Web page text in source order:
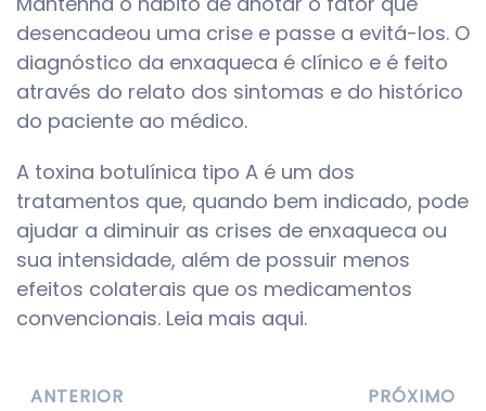
desencadeou uma crise e passe a evitá-los. O
diagnóstico da enxaqueca é clínico e é feito
através do relato dos sintomas e do histórico
do paciente ao médico.
A toxina botulínica tipo A é um dos
tratamentos que, quando bem indicado, pode
ajudar a diminuir as crises de enxaqueca ou
sua intensidade, além de possuir menos
efeitos colaterais que os medicamentos
convencionais. Leia mais aqui.
ANTERIOR PRÓXIMO